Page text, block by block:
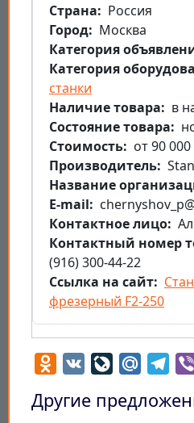
Страна
Россия
Город
Москва
Категория
Категория
станки
Наличие товара
в
Состояние товара
Стоимость
от 90 000
Производитель
Название
E-mail
Контактное лицо
Контактный номер
(916) 300-44-22
Ссылка на сайт
фрезерный F2-250
Odnoklassniki
VK LiveJournal
Mail.Ru
Другие